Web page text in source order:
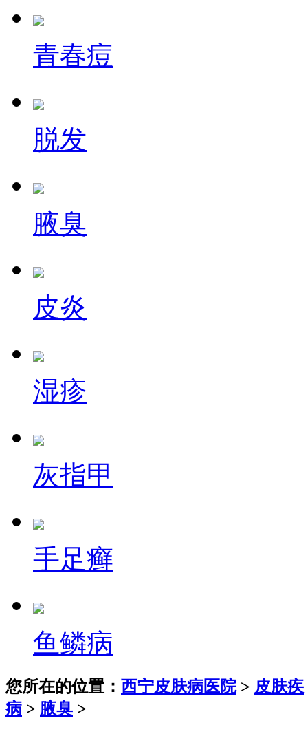
青春痘
脱发
腋臭
皮炎
湿疹
灰指甲
手足癣
鱼鳞病
您所在的位置： 西宁皮肤病医院> 皮肤疾
病 > 腋臭 >